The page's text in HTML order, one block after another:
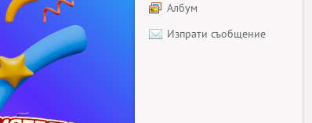
Албум
Изпрати съобщение